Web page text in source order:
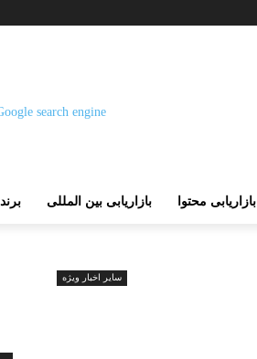
بازاریابی محتوا بازاریابی بین المللی
سایر اخبار ویژه